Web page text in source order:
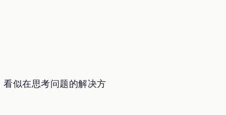
似在思考问题的解决方